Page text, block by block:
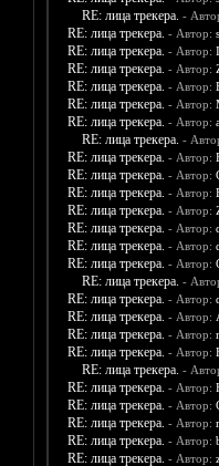
RE: лица трекера. -
RE: лица трекера. - Автор:
RE: лица трекера. - Автор:
RE: лица трекера. - Автор:
RE: лица трекера. - Автор:
RE: лица трекера. - Автор:
RE: лица трекера. - Автор:
RE: лица трекера. -
RE: лица трекера. - Автор:
RE: лица трекера. - Автор:
RE: лица трекера. - Автор:
RE: лица трекера. - Автор:
RE: лица трекера. - Автор:
RE: лица трекера. - Автор:
RE: лица трекера. - Автор:
RE: лица трекера. -
RE: лица трекера. - Автор:
RE: лица трекера. - Автор:
RE: лица трекера. - Автор:
RE: лица трекера. - Автор:
RE: лица трекера. -
RE: лица трекера. - Автор:
RE: лица трекера. - Автор:
RE: лица трекера. - Автор:
RE: лица трекера. - Автор:
RE: лица трекера. - Автор: